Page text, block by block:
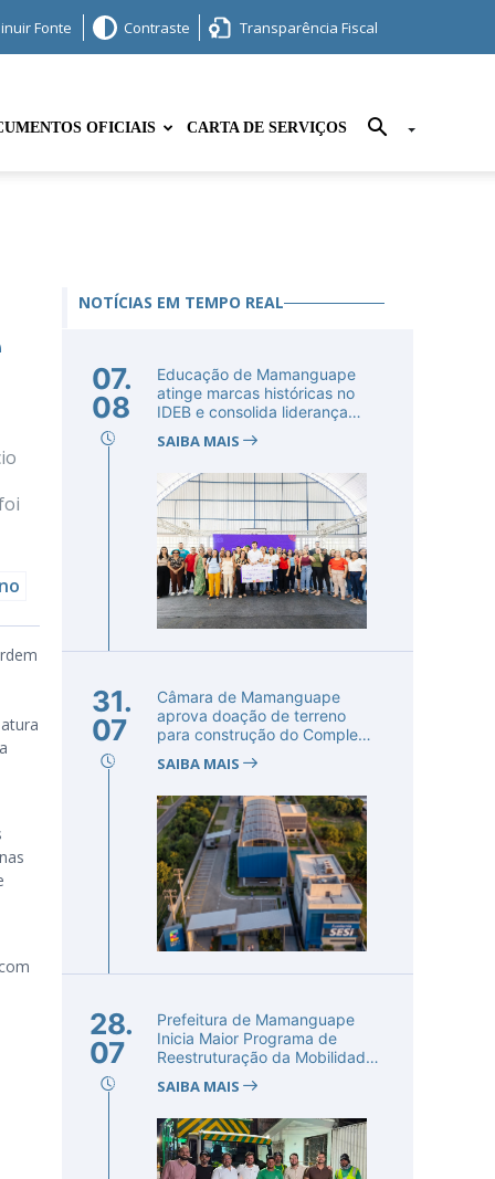
Fonte Contraste Transparência Fiscal
OFICIAIS CARTA DE SERVIÇOS
NOTÍCIAS EM TEMPO REAL
07.
08
Educação de Mamanguape
atinge marcas históricas no
IDEB e consolida liderança
SAIBA MAIS
31.
07
Câmara de Mamanguape
aprova doação de terreno
para construção do Complexo
SAIBA MAIS
28.
07
Prefeitura de Mamanguape
Inicia Maior Programa de
Reestruturação da Mobilidade
SAIBA MAIS